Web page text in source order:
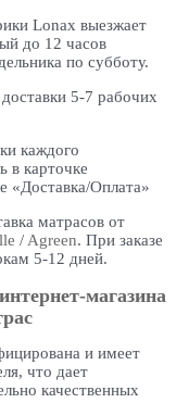
Lonax выезжает
до 12 часов
по субботу.
5-7 рабочих
каждого
в карточке
«Доставка/Оплата»
матрасов от
/ Agreen. При заказе
5-12 дней.
магазина
и имеет
что дает
качественных